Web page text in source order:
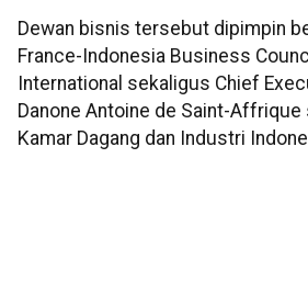
Dewan bisnis tersebut dipimpin
France-Indonesia Business
International sekaligus Chief
Danone Antoine de Saint-
Kamar Dagang dan Industri